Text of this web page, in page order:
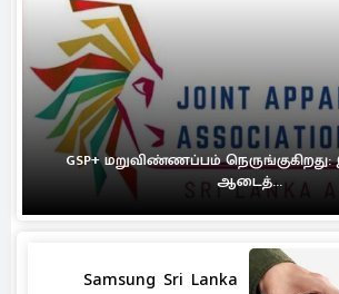
GSP+ மறுவிண்ணப்பம்
ஆடைத்...
Samsung Sri Lanka